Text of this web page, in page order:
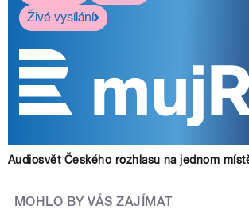
Živé vysílání
Audiosvět Českého rozhlasu na jednom
MOHLO BY VÁS ZAJÍMAT